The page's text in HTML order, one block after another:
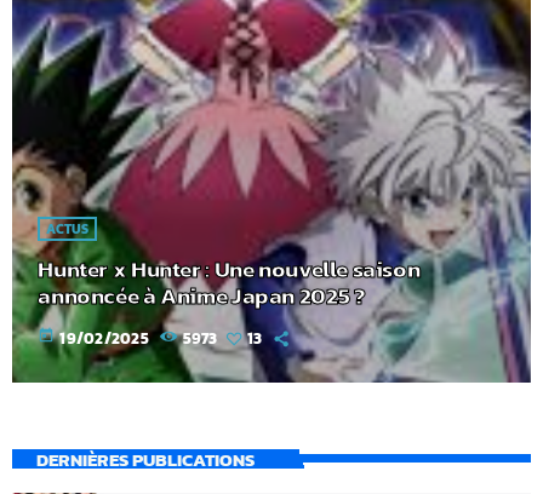
ACTUS
Hunter x Hunter : Une nouvelle saison
annoncée à Anime Japan 2025 ?
today 19/02/2025 5973 13
DERNIÈRES PUBLICATIONS